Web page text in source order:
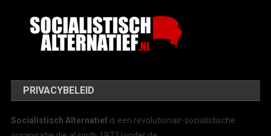
PRIVACYBELEID
Socialistisch Alternatief is een revolutionair-socialistische